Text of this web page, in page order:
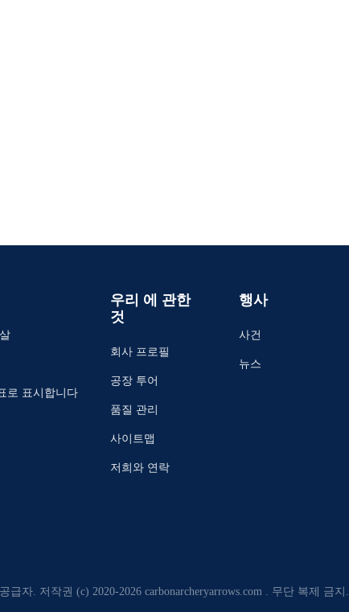
로 표시합니다
우리 에 관한
것
회사 프로필
공장 투어
품질 관리
사이트맵
저희와 연락
행사
사건
뉴스
급자. 저작권 (c) 2020-2026 carbonarcheryarrows.com . 무단 복제 금지.